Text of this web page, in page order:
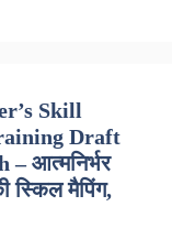
Skill
Draft
आत्मनिर्भर
स्किल मैपिंग,